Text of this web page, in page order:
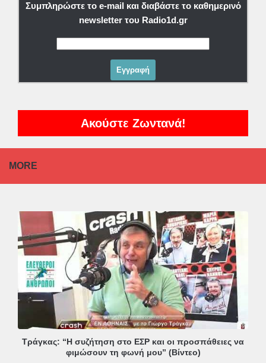
Συμπληρώστε το e-mail και διαβάστε το καθημερινό
newsletter του Radio1d.gr
Ακούστε Ζωντανά!
MORE
Τράγκας: “Η συζήτηση στο ΕΣΡ και οι προσπάθειες να
φιμώσουν τη φωνή μου” (Βίντεο)